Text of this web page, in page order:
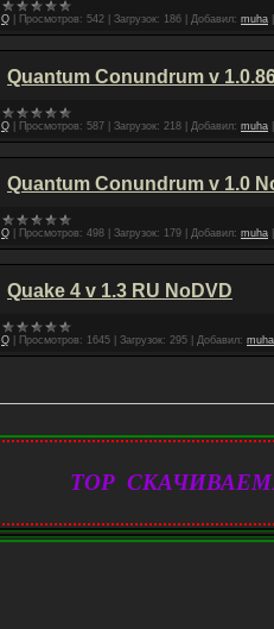
Q Просмотров: 542 Загрузок: 186 Добавил: muha
Quantum Conundrum v
Q Просмотров: 587 Загрузок: 218 Добавил: muha
Quantum Conundrum v 1.0
Q Просмотров: 498 Загрузок: 179 Добавил: muha
Quake 4 v 1.3 RU NoDVD
Q Просмотров: 1645 Загрузок: 295 Добавил: muha
TOP